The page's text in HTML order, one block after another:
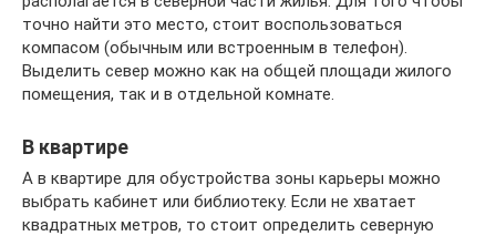
точно найти это место, стоит воспользоваться
компасом (обычным или встроенным в телефон).
Выделить север можно как на общей площади жилого
помещения, так и в отдельной комнате.
В квартире
А в квартире для обустройства зоны карьеры можно
выбрать кабинет или библиотеку. Если не хватает
квадратных метров, то стоит определить северную